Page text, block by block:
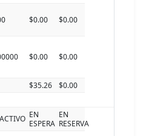
$0.00 $0.00
$0.00 $0.00
$35.26
$0.00
ACTIVO EN
ESPERA
EN
RESERVA